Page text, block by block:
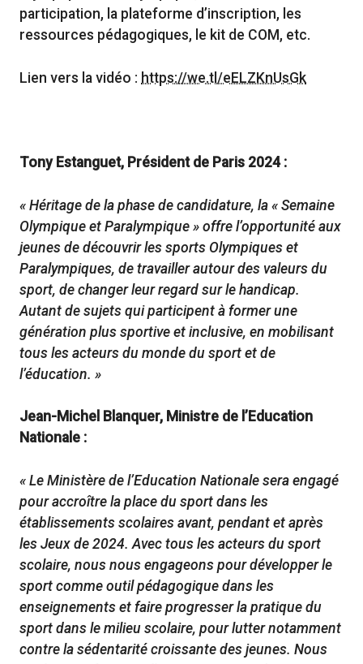
participation, la plateforme d’inscription, les
ressources pédagogiques, le kit de COM, etc.
Lien vers la vidéo : https://we.tl/eELZKnUsGk
Tony Estanguet, Président de Paris 2024 :
« Héritage de la phase de candidature, la « Semaine
Olympique et Paralympique » offre l’opportunité aux
jeunes de découvrir les sports Olympiques et
Paralympiques, de travailler autour des valeurs du
sport, de changer leur regard sur le handicap.
Autant de sujets qui participent à former une
génération plus sportive et inclusive, en mobilisant
tous les acteurs du monde du sport et de
l’éducation. »
Jean-Michel Blanquer, Ministre de l’Education
Nationale :
« Le Ministère de l’Education Nationale sera engagé
pour accroître la place du sport dans les
établissements scolaires avant, pendant et après
les Jeux de 2024. Avec tous les acteurs du sport
scolaire, nous nous engageons pour développer le
sport comme outil pédagogique dans les
enseignements et faire progresser la pratique du
sport dans le milieu scolaire, pour lutter notamment
contre la sédentarité croissante des jeunes. Nous